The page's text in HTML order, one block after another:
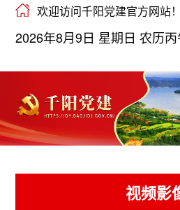
欢迎访问千阳党建官方网站！
2026年8月9日 星期日 农历
视频影